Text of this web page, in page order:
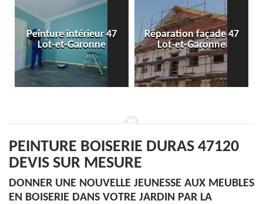
Peinture intérieur 47
Lot-et-Garonne
Réparation façade 47
Lot-et-Garonne
PEINTURE BOISERIE DURAS 47120
DEVIS SUR MESURE
DONNER UNE NOUVELLE JEUNESSE AUX MEUBLES
EN BOISERIE DANS VOTRE JARDIN PAR LA